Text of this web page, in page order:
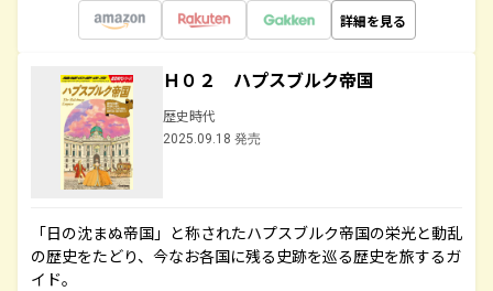
詳細を見る
Ｈ０２ ハプスブルク帝国
歴史時代
2025.09.18 発売
「日の沈まぬ帝国」と称されたハプスブルク帝国の栄光と動乱
の歴史をたどり、今なお各国に残る史跡を巡る歴史を旅するガ
イド。